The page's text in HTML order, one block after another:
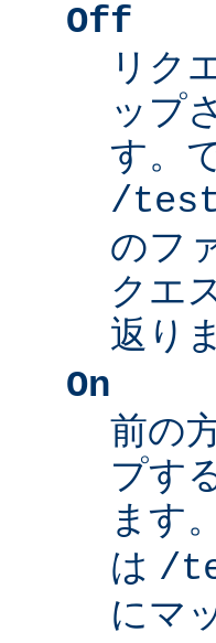
Off
リク
ップ
す。
/
のフ
クエ
返り
On
前の
プす
ます
は /
にマ